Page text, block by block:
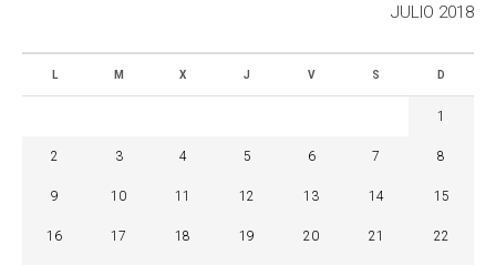
JULIO 2018
L M X J V S D
1
2 3 4 5 6 7 8
9 10 11 12 13 14 15
16 17 18 19 20 21 22